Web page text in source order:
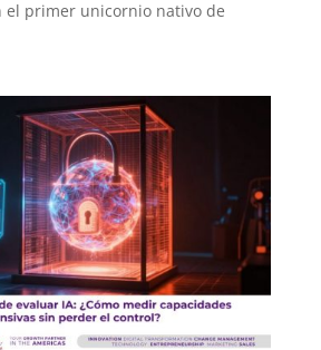
el primer unicornio nativo de